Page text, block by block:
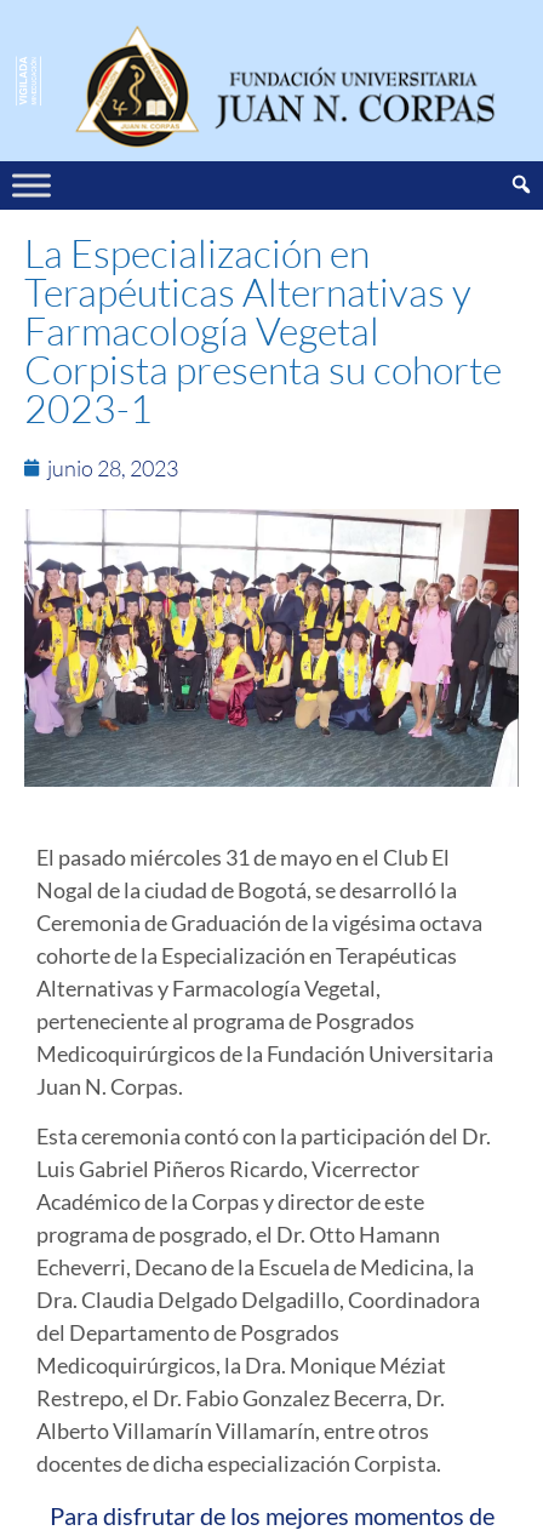
La Especialización en
Terapéuticas Alternativas y
Farmacología Vegetal
Corpista presenta su cohorte
2023-1
junio 28, 2023
El pasado miércoles 31 de mayo en el Club El
Nogal de la ciudad de Bogotá, se desarrolló la
Ceremonia de Graduación de la vigésima octava
cohorte de la Especialización en Terapéuticas
Alternativas y Farmacología Vegetal,
perteneciente al programa de Posgrados
Medicoquirúrgicos de la Fundación Universitaria
Juan N. Corpas.
Esta ceremonia contó con la participación del Dr.
Luis Gabriel Piñeros Ricardo, Vicerrector
Académico de la Corpas y director de este
programa de posgrado, el Dr. Otto Hamann
Echeverri, Decano de la Escuela de Medicina, la
Dra. Claudia Delgado Delgadillo, Coordinadora
del Departamento de Posgrados
Medicoquirúrgicos, la Dra. Monique Méziat
Restrepo, el Dr. Fabio Gonzalez Becerra, Dr.
Alberto Villamarín Villamarín, entre otros
docentes de dicha especialización Corpista.
Para disfrutar de los mejores momentos de